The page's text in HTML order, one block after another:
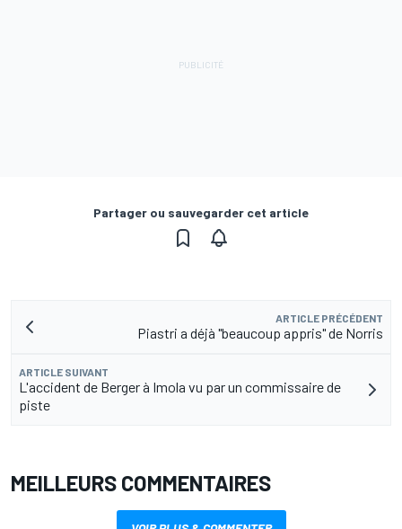
Partager ou sauvegarder cet article
ARTICLE PRÉCÉDENT
Piastri a déjà "beaucoup appris" de Norris
ARTICLE SUIVANT
L'accident de Berger à Imola vu par un commissaire de
piste
MEILLEURS COMMENTAIRES